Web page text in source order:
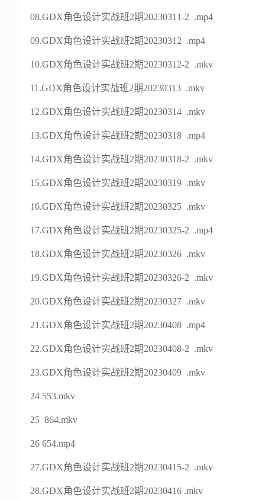
08.GDX角色设计实战班2期20230311-2 .mp4
09.GDX角色设计实战班2期20230312 .mp4
10.GDX角色设计实战班2期20230312-2 .mkv
11.GDX角色设计实战班2期20230313 .mkv
12.GDX角色设计实战班2期20230314 .mkv
13.GDX角色设计实战班2期20230318 .mp4
14.GDX角色设计实战班2期20230318-2 .mkv
15.GDX角色设计实战班2期20230319 .mkv
16.GDX角色设计实战班2期20230325 .mkv
17.GDX角色设计实战班2期20230325-2 .mp4
18.GDX角色设计实战班2期20230326 .mkv
19.GDX角色设计实战班2期20230326-2 .mkv
20.GDX角色设计实战班2期20230327 .mkv
21.GDX角色设计实战班2期20230408 .mp4
22.GDX角色设计实战班2期20230408-2 .mkv
23.GDX角色设计实战班2期20230409 .mkv
24 553.mkv
25 864.mkv
26 654.mp4
27.GDX角色设计实战班2期20230415-2 .mkv
28.GDX角色设计实战班2期20230416 .mkv